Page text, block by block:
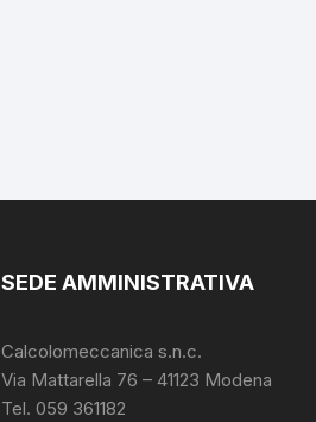
SEDE AMMINISTRATIVA
Calcolomeccanica s.n.c.
Via Mattarella 76 – 41123 Modena
Tel. 059 361182